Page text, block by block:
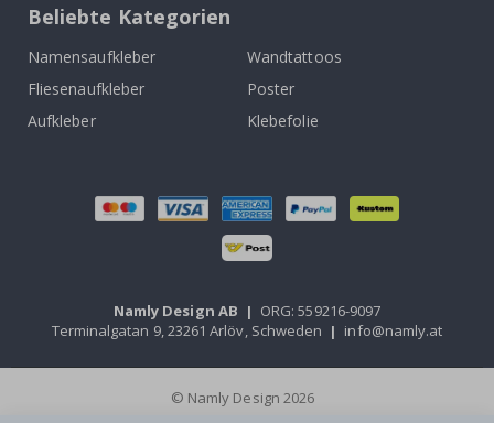
Beliebte Kategorien
Namensaufkleber
Wandtattoos
Fliesenaufkleber
Poster
Aufkleber
Klebefolie
Namly Design AB | ORG: 559216-9097
Terminalgatan 9, 23261 Arlöv, Schweden | info@namly.at
© Namly Design 2026